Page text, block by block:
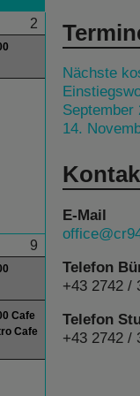
2
9
Cafe
Cafe
Nächste
September
14.
E-Mail
Telefon
+43 2742 /
Telefon
+43 2742 /